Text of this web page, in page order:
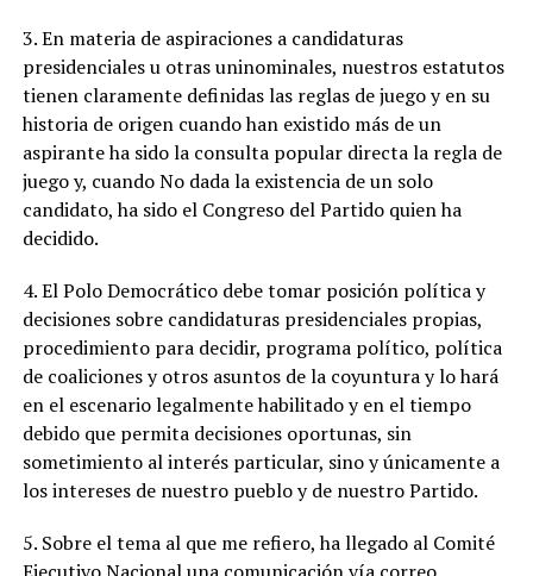
3. En materia de aspiraciones a candidaturas
presidenciales u otras uninominales, nuestros estatutos
tienen claramente definidas las reglas de juego y en su
historia de origen cuando han existido más de un
aspirante ha sido la consulta popular directa la regla de
juego y, cuando No dada la existencia de un solo
candidato, ha sido el Congreso del Partido quien ha
decidido.
4. El Polo Democrático debe tomar posición política y
decisiones sobre candidaturas presidenciales propias,
procedimiento para decidir, programa político, política
de coaliciones y otros asuntos de la coyuntura y lo hará
en el escenario legalmente habilitado y en el tiempo
debido que permita decisiones oportunas, sin
sometimiento al interés particular, sino y únicamente a
los intereses de nuestro pueblo y de nuestro Partido.
5. Sobre el tema al que me refiero, ha llegado al Comité